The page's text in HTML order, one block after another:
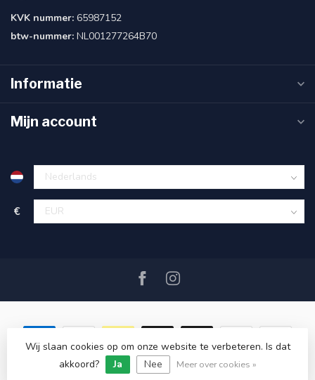
KVK nummer: 65987152
btw-nummer: NL001277264B70
Informatie
Mijn account
€
© Copyright 2026 SAIL360 watersport and boat equipment
Wij slaan cookies op om onze website te verbeteren. Is dat
akkoord?
Ja Nee Meer over cookies »